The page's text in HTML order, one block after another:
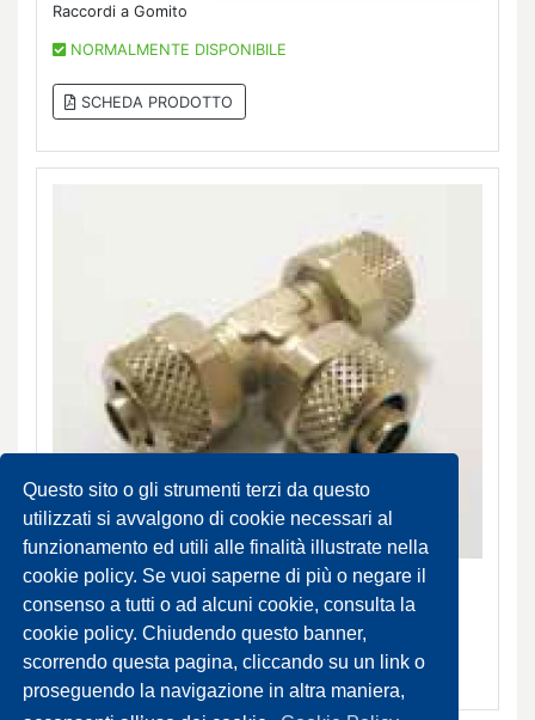
Questo sito o gli strumenti terzi da questo
utilizzati si avvalgono di cookie necessari al
funzionamento ed utili alle finalità illustrate nella
cookie policy. Se vuoi saperne di più o negare il
consenso a tutti o ad alcuni cookie, consulta la
cookie policy. Chiudendo questo banner,
scorrendo questa pagina, cliccando su un link o
proseguendo la navigazione in altra maniera,
Raccordi a Gomito
NORMALMENTE DISPONIBILE
SCHEDA PRODOTTO
Raccordi a T
NORMALMENTE DISPONIBILE
SCHEDA PRODOTTO